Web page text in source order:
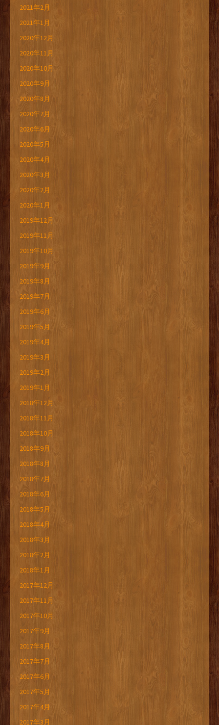
2021年2月
2021年1月
2020年12月
2020年11月
2020年10月
2020年9月
2020年8月
2020年7月
2020年6月
2020年5月
2020年4月
2020年3月
2020年2月
2020年1月
2019年12月
2019年11月
2019年10月
2019年9月
2019年8月
2019年7月
2019年6月
2019年5月
2019年4月
2019年3月
2019年2月
2019年1月
2018年12月
2018年11月
2018年10月
2018年9月
2018年8月
2018年7月
2018年6月
2018年5月
2018年4月
2018年3月
2018年2月
2018年1月
2017年12月
2017年11月
2017年10月
2017年9月
2017年8月
2017年7月
2017年6月
2017年5月
2017年4月
2017年3月